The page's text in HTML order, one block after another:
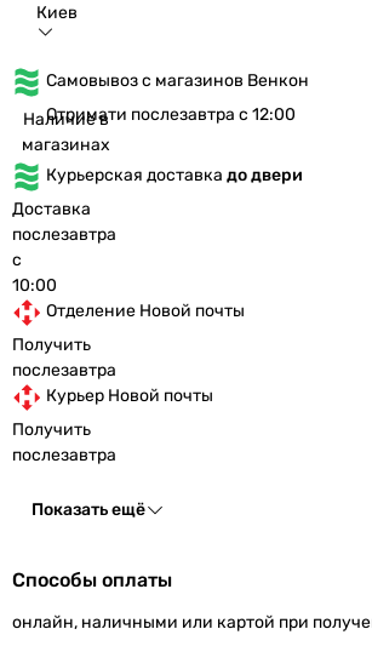
Киев
Самовывоз с магазинов Венкон
Наличие в
магазинах
Отримати послезавтра с 12:00
Курьерская доставка до двери
Доставка
послезавтра
с
10:00
Отделение Новой почты
Получить
послезавтра
Курьер Новой почты
Получить
послезавтра
Показать ещё
Способы оплаты
онлайн, наличными или картой при